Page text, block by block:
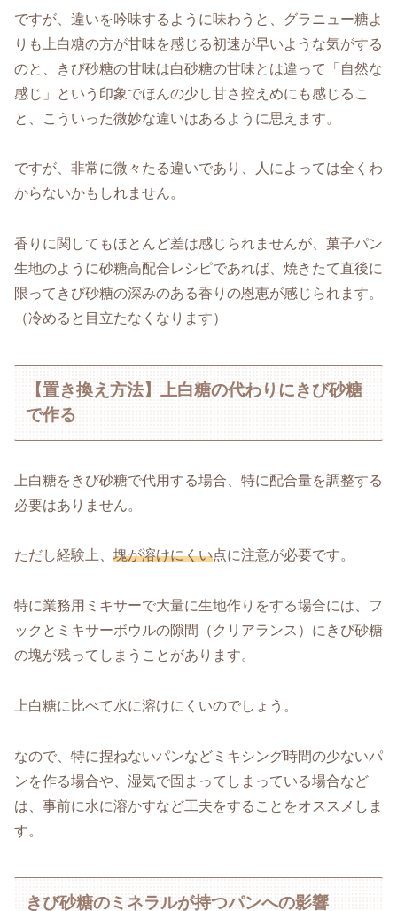
ですが、違いを吟味するように味わうと、グラニュー糖よ
りも上白糖の方が甘味を感じる初速が早いような気がする
のと、きび砂糖の甘味は白砂糖の甘味とは違って「自然な
感じ」という印象でほんの少し甘さ控えめにも感じるこ
と、こういった微妙な違いはあるように思えます。
ですが、非常に微々たる違いであり、人によっては全くわ
からないかもしれません。
香りに関してもほとんど差は感じられませんが、菓子パン
生地のように砂糖高配合レシピであれば、焼きたて直後に
限ってきび砂糖の深みのある香りの恩恵が感じられます。
（冷めると目立たなくなります）
【置き換え方法】上白糖の代わりにきび砂糖
で作る
上白糖をきび砂糖で代用する場合、特に配合量を調整する
必要はありません。
ただし経験上、 塊が溶けにくい点に注意が必要です。
特に業務用ミキサーで大量に生地作りをする場合には、フ
ックとミキサーボウルの隙間（クリアランス）にきび砂糖
の塊が残ってしまうことがあります。
上白糖に比べて水に溶けにくいのでしょう。
なので、特に捏ねないパンなどミキシング時間の少ないパ
ンを作る場合や、湿気で固まってしまっている場合など
は、事前に水に溶かすなど工夫をすることをオススメしま
す。
きび砂糖のミネラルが持つパンへの影響